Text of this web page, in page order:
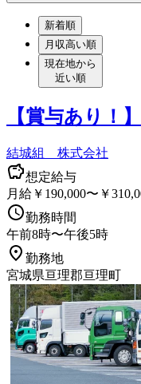
新着順
月収高い順
現在地から
近い順
【賞与あり！
結城組 株式会社
想定給与
月給￥190,000〜￥
勤務時間
午前8時〜午後5時
勤務地
宮城県亘理郡亘理町